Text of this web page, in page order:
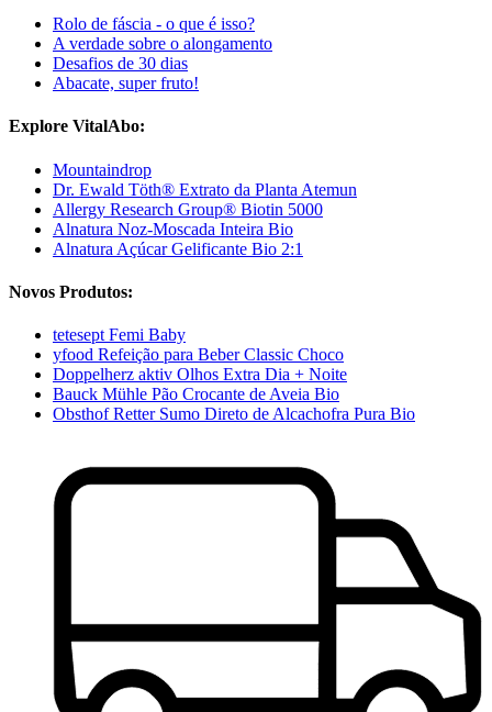
Rolo de fáscia - o que é isso?
A verdade sobre o alongamento
Desafios de 30 dias
Abacate, super fruto!
Explore VitalAbo:
Mountaindrop
Dr. Ewald Töth® Extrato da Planta Atemun
Allergy Research Group® Biotin 5000
Alnatura Noz-Moscada Inteira Bio
Alnatura Açúcar Gelificante Bio 2:1
Novos Produtos:
tetesept Femi Baby
yfood Refeição para Beber Classic Choco
Doppelherz aktiv Olhos Extra Dia + Noite
Bauck Mühle Pão Crocante de Aveia Bio
Obsthof Retter Sumo Direto de Alcachofra Pura Bio